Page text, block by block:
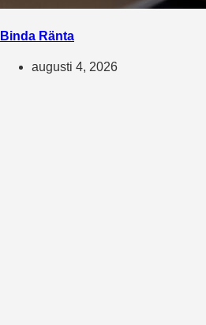
Binda Ränta
augusti 4, 2026